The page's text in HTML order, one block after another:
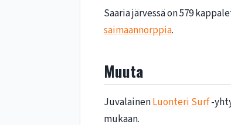
Saaria järvessä on 579
saimaannorppia.
Muuta
JuvalainenLuonteri Surf-
mukaan.